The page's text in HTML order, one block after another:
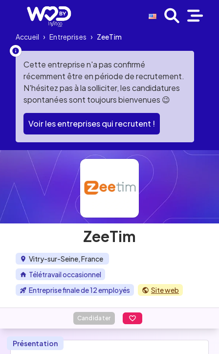
Accueil › Entreprises › ZeeTim
Cette entreprise n'a pas confirmé
récemment être en période de recrutement.
N'hésitez pas à la solliciter, les candidatures
spontanées sont toujours bienvenues 😉
Voir les entreprises qui recrutent !
ZeeTim
Vitry-sur-Seine, France
Télétravail occasionnel
Entreprise finale de 12 employés
Site web
Candidater
Présentation